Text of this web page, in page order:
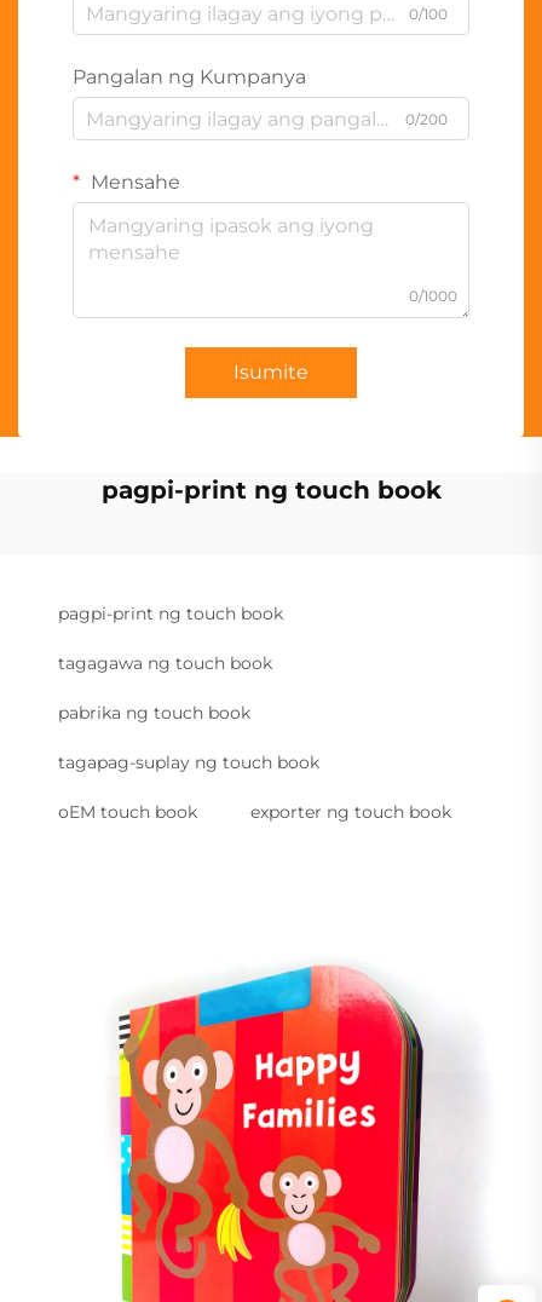
0/100
Pangalan ng Kumpanya
0/200
Mensahe
0/1000
Isumite
pagpi-print ng touch book
pagpi-print ng touch book
tagagawa ng touch book
pabrika ng touch book
tagapag-suplay ng touch book
oEM touch book exporter ng touch book